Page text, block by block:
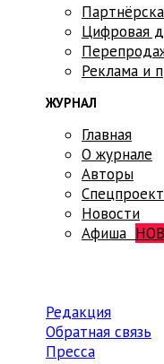
Цифровая
Реклама и
ЖУРНАЛ
Главная
О журнале
Авторы
Новости
Афиша
Редакция
Обратная связь
Пресса